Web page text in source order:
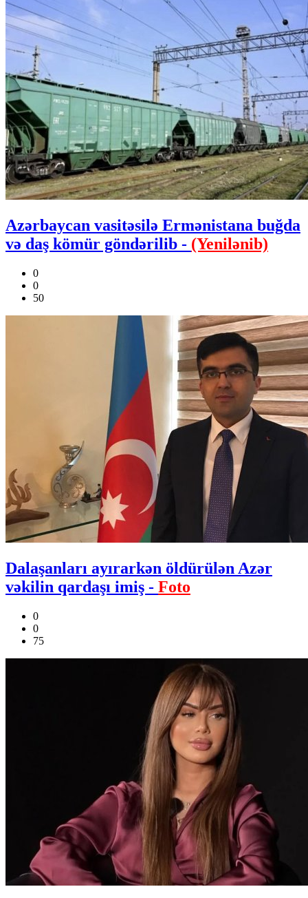
Azərbaycan vasitəsilə Ermənistana buğda
və daş kömür göndərilib - (Yenilənib)
0
0
50
Dalaşanları ayırarkən öldürülən Azər
vəkilin qardaşı imiş - Foto
0
0
75